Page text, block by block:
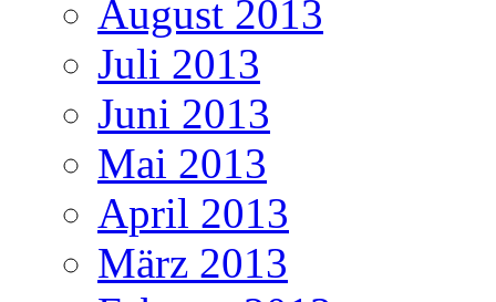
August 2013
Juli 2013
Juni 2013
Mai 2013
April 2013
März 2013